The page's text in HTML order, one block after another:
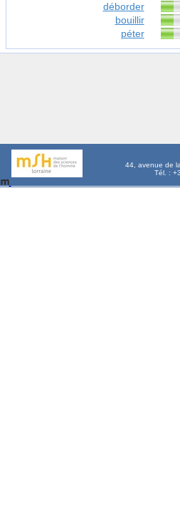
déborder
bouillir
péter
44, avenue de
Tél. :